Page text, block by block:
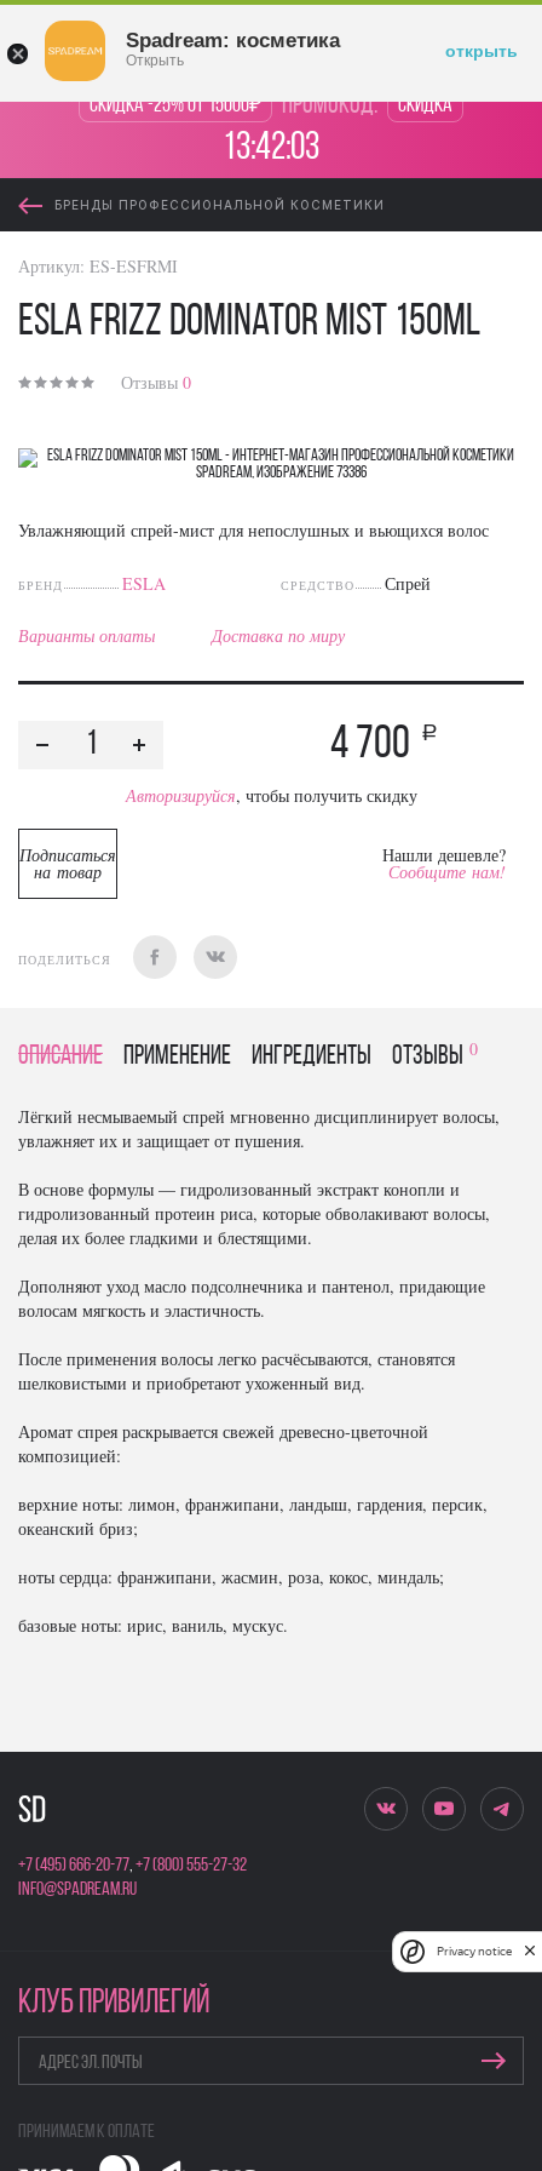
Скидка -25% от 15000₽ промокод: Скидка
13:42:03
БРЕНДЫ ПРОФЕССИОНАЛЬНОЙ КОСМЕТИКИ
Артикул: ES-ESFRMI
ESLA Frizz Dominator Mist 150ml
Отзывы 0
Увлажняющий спрей-мист для непослушных и вьющихся волос
БРЕНД ESLA СРЕДСТВО Спрей
Варианты оплаты Доставка по миру
4 700 a
Авторизируйся, чтобы получить скидку
Подписаться
на товар
Нашли дешевле?
Сообщите нам!
ПОДЕЛИТЬСЯ
Описание Применение Ингредиенты отзывы 0
Лёгкий несмываемый спрей мгновенно дисциплинирует волосы,
увлажняет их и защищает от пушения.
В основе формулы — гидролизованный экстракт конопли и
гидролизованный протеин риса, которые обволакивают волосы,
делая их более гладкими и блестящими.
Дополняют уход масло подсолнечника и пантенол, придающие
волосам мягкость и эластичность.
После применения волосы легко расчёсываются, становятся
шелковистыми и приобретают ухоженный вид.
Аромат спрея раскрывается свежей древесно-цветочной
композицией:
верхние ноты: лимон, франжипани, ландыш, гардения, персик,
океанский бриз;
ноты сердца: франжипани, жасмин, роза, кокос, миндаль;
базовые ноты: ирис, ваниль, мускус.
+7 (495) 666-20-77,+7 (800) 555-27-32
info@spadream.ru
КЛУБ ПРИВИЛЕГИЙ
Принимаем к оплате
Privacy notice
Spadream: косметика
Открыть открыть